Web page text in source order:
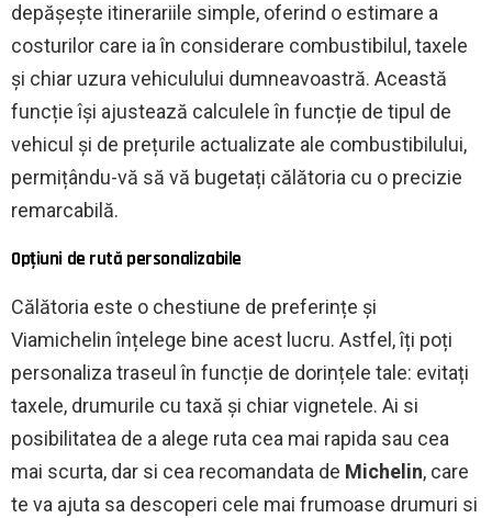
depășește itinerariile simple, oferind o estimare a
costurilor care ia în considerare combustibilul, taxele
și chiar uzura vehiculului dumneavoastră. Această
funcție își ajustează calculele în funcție de tipul de
vehicul și de prețurile actualizate ale combustibilului,
permițându-vă să vă bugetați călătoria cu o precizie
remarcabilă.
Opțiuni de rută personalizabile
Călătoria este o chestiune de preferințe și
Viamichelin înțelege bine acest lucru. Astfel, îți poți
personaliza traseul în funcție de dorințele tale: evitați
taxele, drumurile cu taxă și chiar vignetele. Ai si
posibilitatea de a alege ruta cea mai rapida sau cea
mai scurta, dar si cea recomandata de Michelin, care
te va ajuta sa descoperi cele mai frumoase drumuri si